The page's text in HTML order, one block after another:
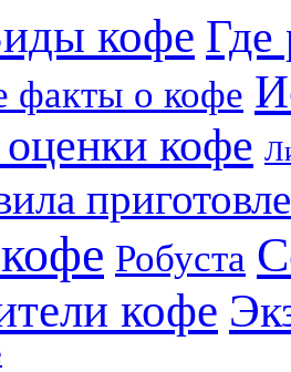
кофе Где
факты о кофе
кофе
Робуста
кофе